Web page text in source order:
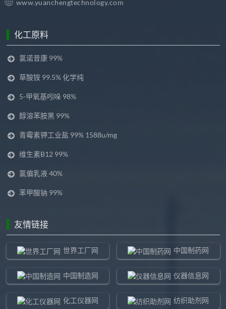
www.yuanchengtechnology.com
化工原料
氯诺昔康 99%
草酸铵 99.5% 化学纯
5-甲氧基吲哚 98%
醇溶苯胺黑 99%
青霉素钾工业盐 99% 1588u/mg
维生素B12 99%
氯偏乳液 40%
苯甲酸钠 99%
友情链接
世界工厂网 中国制药网
中国制造网 仪器信息网
化工仪器网 纺织助剂网